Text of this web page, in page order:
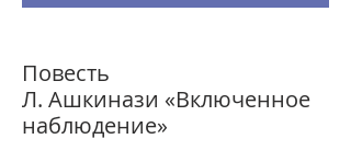
Повесть
Л. Ашкинази «Включенное
наблюдение»